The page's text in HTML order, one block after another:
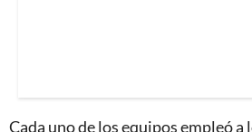
Cada uno de los equipos empleó a